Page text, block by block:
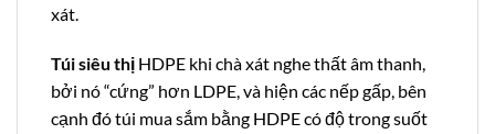
xát.
Túi siêu thị HDPE khi chà xát nghe thất âm thanh,
bởi nó “cứng” hơn LDPE, và hiện các nếp gấp, bên
cạnh đó túi mua sắm bằng HDPE có độ trong suốt